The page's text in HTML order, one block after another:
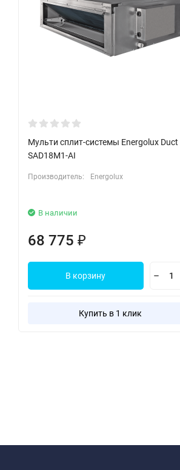
Мульти сплит-системы Energolux Duct
SAD18M1-AI
Производитель: Energolux
В наличии
68 775 ₽
В корзину
Купить в 1 клик